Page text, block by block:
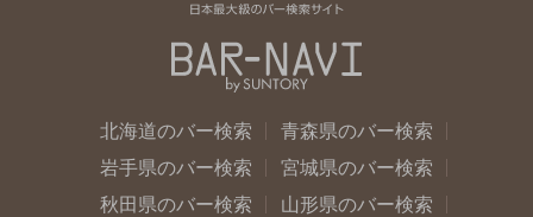
北海道のバー検索
青森県のバー検索
岩手県のバー検索
宮城県のバー検索
秋田県のバー検索
山形県のバー検索